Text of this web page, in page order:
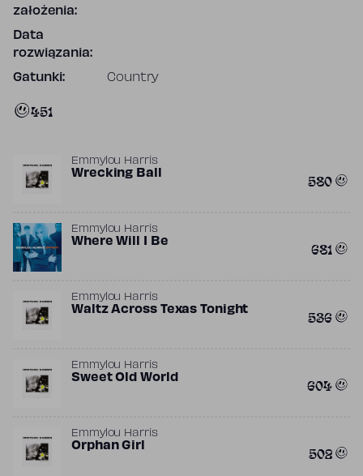
założenia:
Data
rozwiązania:
Gatunki: Country
451
Emmylou Harris
Wrecking Ball 580
Emmylou Harris
Where Will I Be 681
Emmylou Harris
Waltz Across Texas Tonight 536
Emmylou Harris
Sweet Old World 604
Emmylou Harris
Orphan Girl 502